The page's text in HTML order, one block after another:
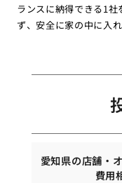
ランスに納得できる1
ず、安全に家の中に入
愛知県の店舗・
費用